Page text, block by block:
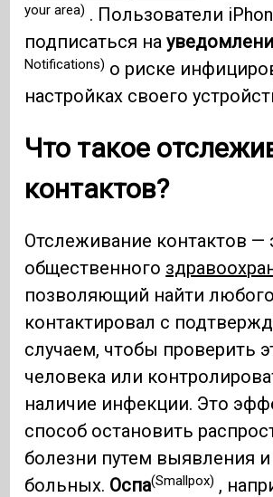
your area) . Пользователи
подписаться на
Notifications) о риске
настройках своего
Что такое
контактов?
Отслеживание контактов —
общественного
позволяющий найти
контактировал с
случаем, чтобы проверить
человека или
наличие инфекции. Это
способ остановить
болезни путем выявления
больных. Оспа(Smallpox) ,